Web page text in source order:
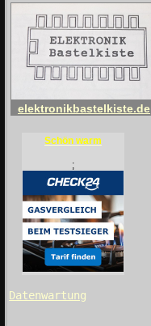
elektronikbastelkiste.de
Schön warm
;
Datenwartung